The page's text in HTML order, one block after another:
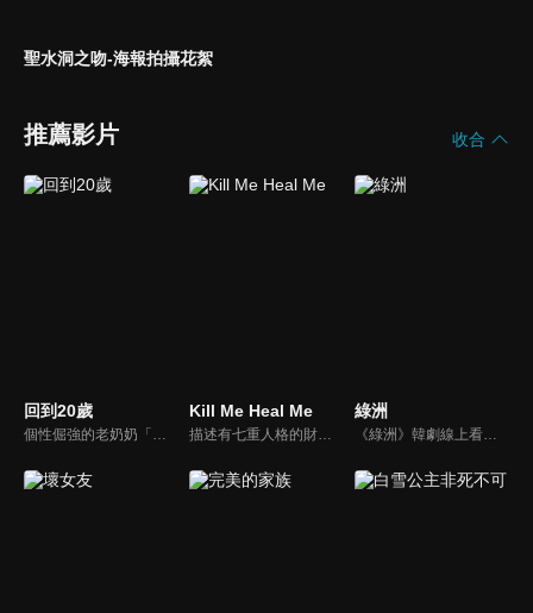
聖水洞之吻-海報拍攝花絮
推薦影片 收合
回到20歲
個性倔強的老奶奶「吳末順」，竟然一夜之間變成了女團練習生「吳杜莉」？！回到年輕時代的她，實現了過去未完成的夢想，享受再度閃耀的全盛時期。
Kill Me Heal Me
描述有七重人格的財閥三世車道賢和他的秘密女主治醫生—第一年實習醫生吳俐珍的治癒浪漫愛情故事。伴隨著治療逐步揭開的殘酷家族秘密，以及男主角不時陷入與其他人格搶奪身體與時間的混戰，兩人間感情與羈絆逐漸加深...
綠洲
《綠洲》韓劇線上看。此劇以20世紀80年代到90年代劇變的韓國為背景，講述為了守護屬於自己的夢想和友情，以及人生中只有一次的初戀而奮不顧身的三個年輕人的故事。本來是好朋友的三人，兩個男生長大後卻變成敵人，在無法逃離的時間與空間裡,三人的命運開始變調...